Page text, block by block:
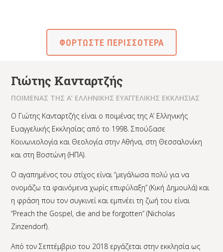
ΦΟΡΤΩΣΤΕ ΠΕΡΙΣΣΟΤΕΡΑ
Γιώτης Κανταρτζής
ΠΟΙΜΕΝΑΣ ΤΗΣ Α’ ΕΛΛΗΝΙΚΗΣ ΕΥΑΓΓΕΛΙΚΗΣ ΕΚΚΛΗΣΙΑΣ
Ο Γιώτης Κανταρτζής είναι ο ποιμένας της Α’ Ελληνικής
Ευαγγελικής Εκκλησίας από το 1998. Σπούδασε
Κοινωνιολογία και Θεολογία στην Αθήνα, στη Θεσσαλονίκη
και στη Βοστώνη (ΗΠΑ).
Ο αγαπημένος του στίχος είναι “μεγάλωσα πολύ για να
ονομάζω τα φαινόμενα χωρίς επιφύλαξη” (Κική Δημουλά) και
η φράση που τον συγκινεί και εμπνέει τη ζωή του είναι
“Preach the Gospel, die and be forgotten” (Nicholas
Zinzendorf).
Από τον Σεπτέμβριο του 2018 εργάζεται στην εκκλησία ως